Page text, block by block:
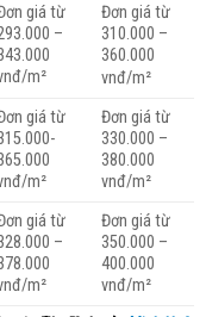
giá từ
–
m²
Đơn giá từ
310.000 –
360.000
vnđ/m²
giá từ
m²
Đơn giá từ
330.000 –
380.000
vnđ/m²
giá từ
–
m²
Đơn giá từ
350.000 –
400.000
vnđ/m²